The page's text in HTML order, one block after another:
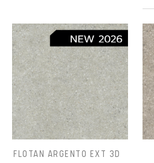
FLOTAN ARGENTO EXT 3D